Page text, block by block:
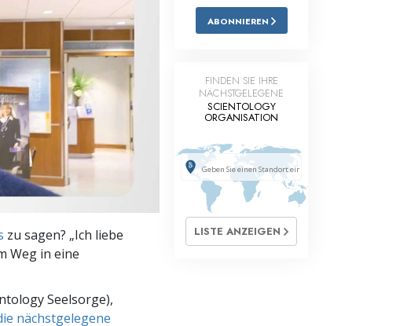
Antworten auf das Drogenproblem
Kinder
Werkzeuge für den Arbeitsplatz
Ethik und die Zustände
Die Ursache von Unterdrückung
Ermittlungen
Grundlagen des Organisierens
Die Grundlagen von Public Relations
zu sagen? „Ich liebe
Weg in eine
Seelsorge),
nächstgelegene
ABONNIEREN
FINDEN SIE IHRE
NÄCHSTGELEGENE
SCIENTOLOGY
ORGANISATION
LISTE ANZEIGEN